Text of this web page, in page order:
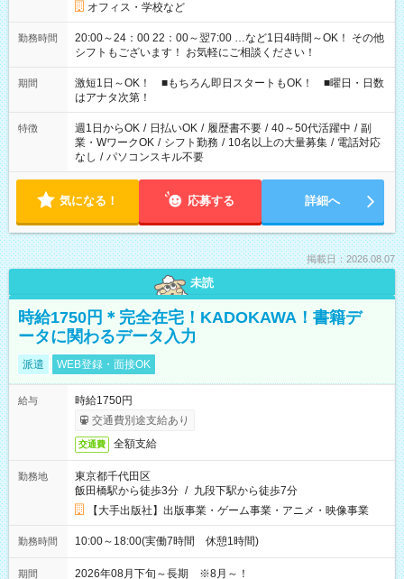
オフィス・学校など
勤務時間
20:00～24：00 22：00～翌7:00 …など1日4時間～OK！ その他
シフトもございます！ お気軽にご相談ください！
期間
激短1日～OK！ ■もちろん即日スタートもOK！ ■曜日・日数
はアナタ次第！
特徴 週1日からOK / 日払いOK / 履歴書不要 / 40～50代活躍中 / 副
業・WワークOK / シフト勤務 / 10名以上の大量募集 / 電話対応
なし / パソコンスキル不要
気になる！ 応募する 詳細へ
掲載日：2026.08.07
未読
時給1750円＊完全在宅！KADOKAWA！書籍デ
ータに関わるデータ入力
派遣 WEB登録・面接OK
給与
時給1750円
交通費別途支給あり
交通費 全額支給
勤務地
東京都千代田区
飯田橋駅から徒歩3分 / 九段下駅から徒歩7分
【大手出版社】出版事業・ゲーム事業・アニメ・映像事業
勤務時間 10:00～18:00(実働7時間 休憩1時間)
期間 2026年08月下旬～長期 ※8月～！